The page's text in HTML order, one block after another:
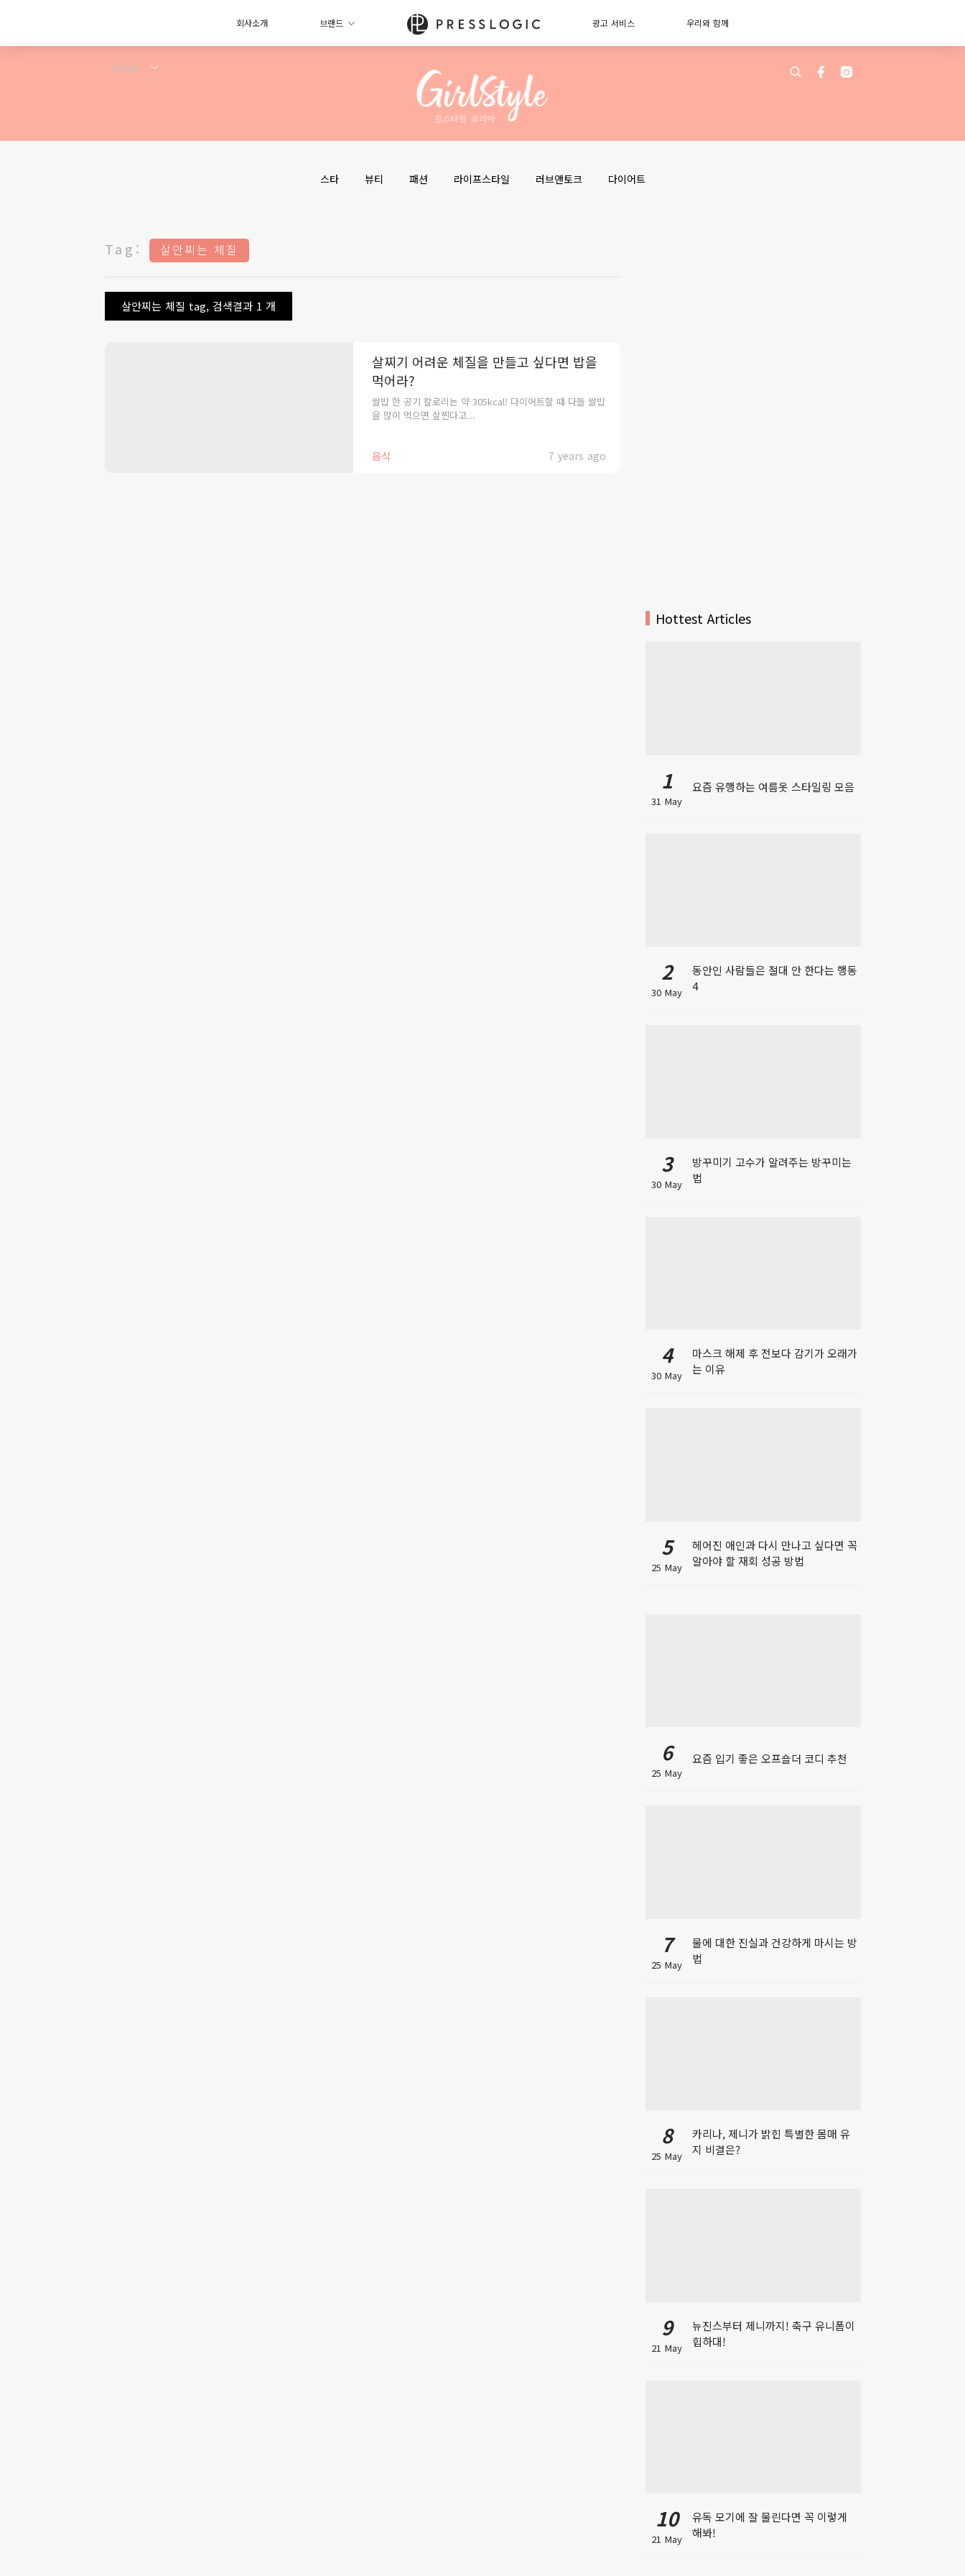
회사소개 브랜드 광고 서비스 우리와 함께
스타 뷰티 패션 라이프스타일 러브앤토크 다이어트
Tag: 살안찌는 체질
살안찌는 체질 tag, 검색결과 1 개
음식 7 years ago
살찌기 어려운 체질을 만들고 싶다면 밥을
먹어라?
쌀밥 한 공기 칼로리는 약 305kcal! 다이어트할 때 다들 쌀밥
을 많이 먹으면 살찐다고...
Hottest Articles
1
31 May
요즘 유행하는 여름옷 스타일링 모음
2
30 May
동안인 사람들은 절대 안 한다는 행동
4
3
30 May
방꾸미기 고수가 알려주는 방꾸미는
법
4
30 May
마스크 해제 후 전보다 감기가 오래가
는 이유
5
25 May
헤어진 애인과 다시 만나고 싶다면 꼭
알아야 할 재회 성공 방법
6
25 May
요즘 입기 좋은 오프숄더 코디 추천
7
25 May
물에 대한 진실과 건강하게 마시는 방
법
8
25 May
카리나, 제니가 밝힌 특별한 몸매 유
지 비결은?
9
21 May
뉴진스부터 제니까지! 축구 유니폼이
힙하대!
10
21 May
유독 모기에 잘 물린다면 꼭 이렇게
해봐!